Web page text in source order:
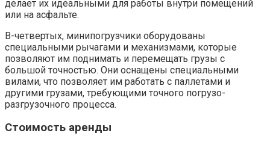
делает их идеальными для работы внутри помещений
или на асфальте.
В-четвертых, минипогрузчики оборудованы
специальными рычагами и механизмами, которые
позволяют им поднимать и перемещать грузы с
большой точностью. Они оснащены специальными
вилами, что позволяет им работать с паллетами и
другими грузами, требующими точного погрузо-
разгрузочного процесса.
Стоимость аренды